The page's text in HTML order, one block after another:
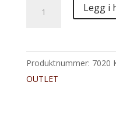
USB-
antall
Legg i
Produktnummer: 7020
OUTLET